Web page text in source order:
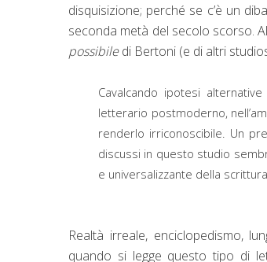
disquisizione; perché se c’è un
seconda metà del secolo scorso.
possibiledi Bertoni (e di altri
Cavalcando ipotesi
letterario postmoderno,
renderlo irriconoscibile. Un
discussi in questo studio
e universalizzante della
Realtà irreale, enciclopedismo,
quando si legge questo tipo di